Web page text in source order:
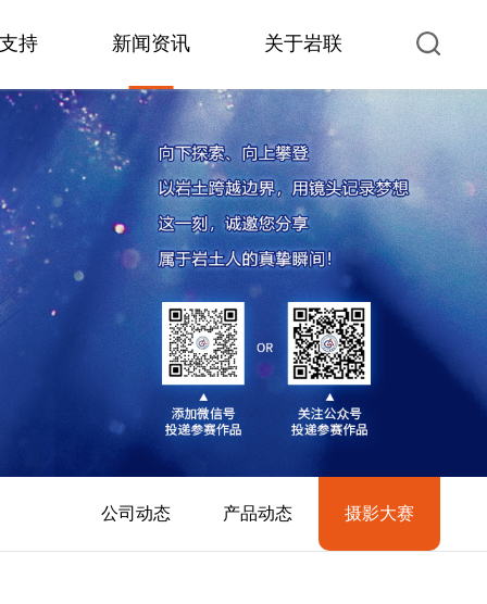
持 新闻资讯 关于岩联
公司动态 产品动态 摄影大赛